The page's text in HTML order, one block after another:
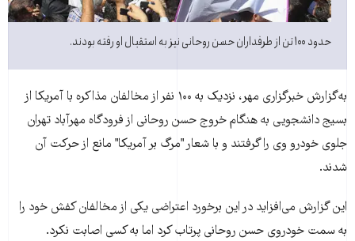
حدود ۱۰۰ تن از طرفداران حسن روحانی نيز به استقبال او رفته بودند.
به‌گزارش خبرگزاری مهر، نزديک به ۱۰۰ نفر از مخالفان مذاکره با آمريکا از
بسيج دانشجويی به هنگام خروج حسن روحانی از فرودگاه مهرآباد تهران
جلوی خودرو وی را گرفتند و با شعار "مرگ بر آمريکا" مانع از حرکت آن
شدند.
اين گزارش می‌افزايد در اين برخورد اعتراضی يکی از مخالفان کفش خود را
به سمت خودروی حسن روحانی پرتاب کرد اما به کسی اصابت نکرد.